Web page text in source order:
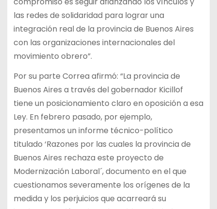
las redes de solidaridad para lograr una
integración real de la provincia de Buenos Aires
con las organizaciones internacionales del
movimiento obrero”.
Por su parte Correa afirmó: “La provincia de
Buenos Aires a través del gobernador Kicillof
tiene un posicionamiento claro en oposición a esa
Ley. En febrero pasado, por ejemplo,
presentamos un informe técnico-político
titulado ‘Razones por las cuales la provincia de
Buenos Aires rechaza este proyecto de
Modernización Laboral´, documento en el que
cuestionamos severamente los orígenes de la
medida y los perjuicios que acarreará su